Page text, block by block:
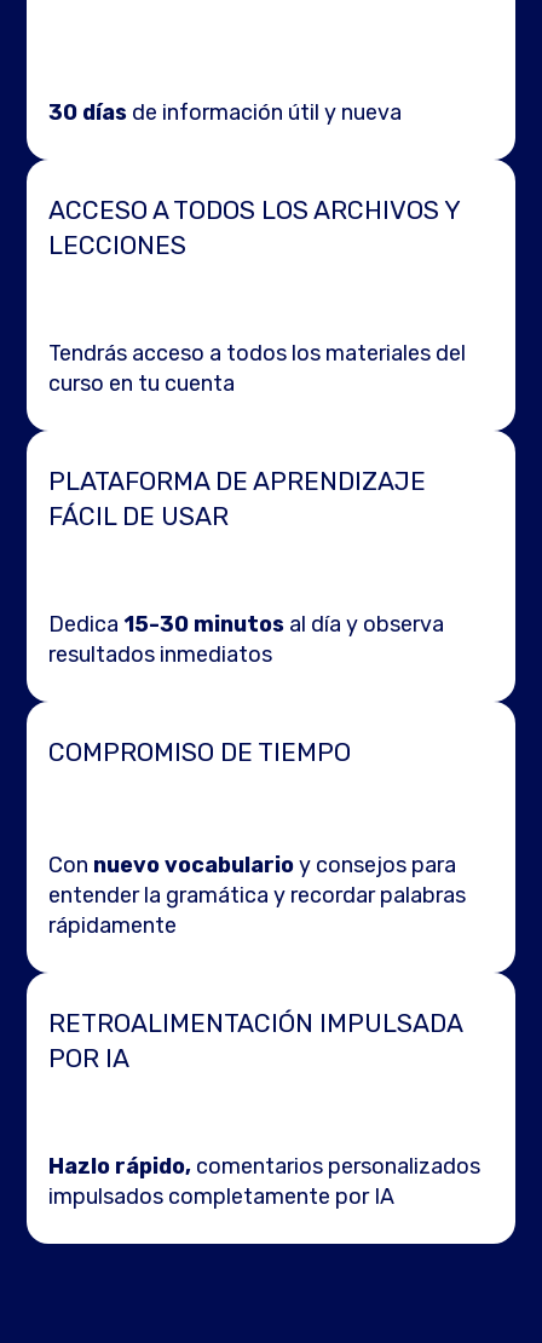
30 días de información útil y nueva
ACCESO A TODOS LOS ARCHIVOS Y
LECCIONES
Tendrás acceso a todos los materiales del
curso en tu cuenta
PLATAFORMA DE APRENDIZAJE
FÁCIL DE USAR
Dedica 15-30 minutos al día y observa
resultados inmediatos
COMPROMISO DE TIEMPO
Con nuevo vocabularioy consejos para
entender la gramática y recordar palabras
rápidamente
RETROALIMENTACIÓN IMPULSADA
POR IA
Hazlo rápido, comentarios personalizados
impulsados completamente por IA